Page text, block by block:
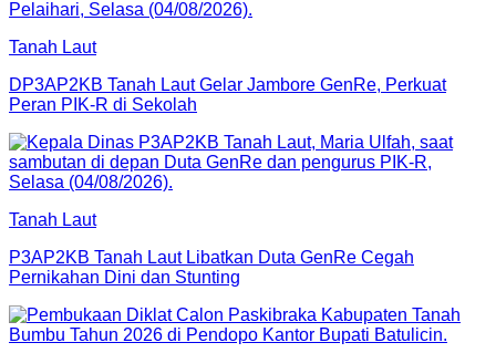
Tanah Laut
DP3AP2KB Tanah Laut Gelar Jambore GenRe, Perkuat
Peran PIK-R di Sekolah
Tanah Laut
P3AP2KB Tanah Laut Libatkan Duta GenRe Cegah
Pernikahan Dini dan Stunting